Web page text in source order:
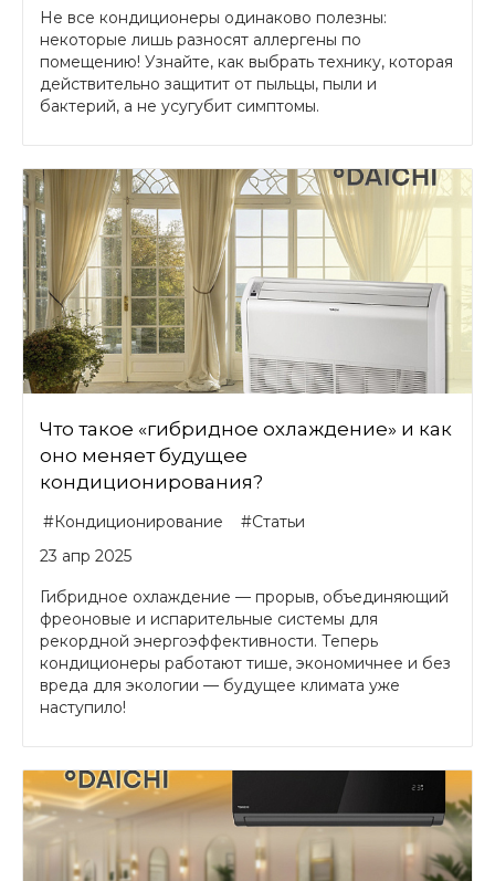
Не все кондиционеры одинаково полезны:
некоторые лишь разносят аллергены по
помещению! Узнайте, как выбрать технику, которая
действительно защитит от пыльцы, пыли и
бактерий, а не усугубит симптомы.
Что такое «гибридное охлаждение» и как
оно меняет будущее
кондиционирования?
#Кондиционирование
#Статьи
23 апр 2025
Гибридное охлаждение — прорыв, объединяющий
фреоновые и испарительные системы для
рекордной энергоэффективности. Теперь
кондиционеры работают тише, экономичнее и без
вреда для экологии — будущее климата уже
наступило!